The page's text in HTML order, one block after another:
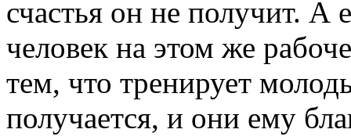
счастья он не получит. А
человек на этом же
тем, что тренирует
получается, и они ему